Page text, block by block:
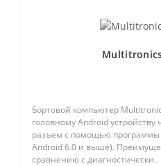
Бортовой компьютер
головному Android устройству
разъем с помощью программы
Android 6.0 и выше).
сравнению с диагностически..